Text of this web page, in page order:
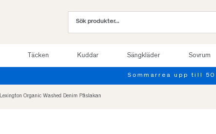
Täcken Kuddar Sängkläder Sovrum
Lexington Organic Washed Denim Påslakan